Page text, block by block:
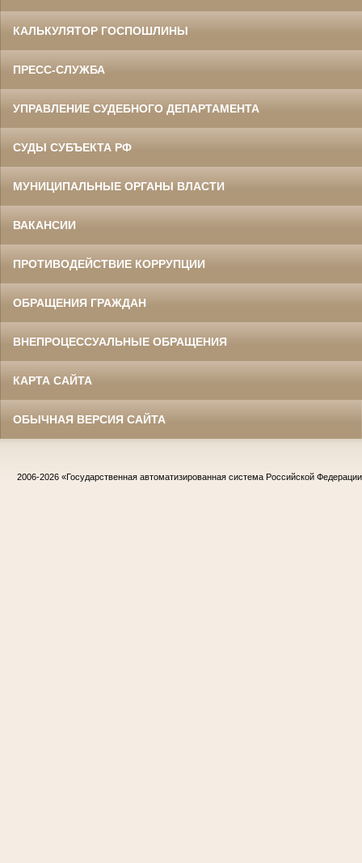
КАЛЬКУЛЯТОР ГОСПОШЛИНЫ
ПРЕСС-СЛУЖБА
УПРАВЛЕНИЕ СУДЕБНОГО ДЕПАРТАМЕНТА
СУДЫ СУБЪЕКТА РФ
МУНИЦИПАЛЬНЫЕ ОРГАНЫ ВЛАСТИ
ВАКАНСИИ
ПРОТИВОДЕЙСТВИЕ КОРРУПЦИИ
ОБРАЩЕНИЯ ГРАЖДАН
ВНЕПРОЦЕССУАЛЬНЫЕ ОБРАЩЕНИЯ
КАРТА САЙТА
ОБЫЧНАЯ ВЕРСИЯ САЙТА
2006-2026 «Государственная автоматизированная система Российской